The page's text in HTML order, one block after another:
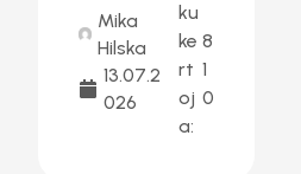
Mika
Hilska
13.07.2
026
ku
ke
rt
oj
a:
8
1
0